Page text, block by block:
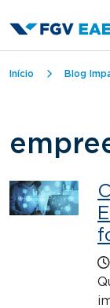
Trilha de
Início Blog